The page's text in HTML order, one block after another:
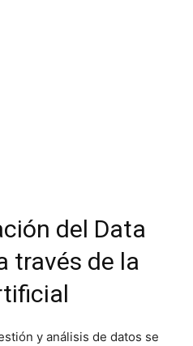
del Data
través de la
y análisis de datos se